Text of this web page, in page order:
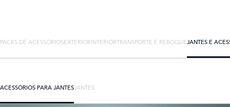
PACKS DE ACESSÓRIOSEXTERIORINTERIORTRANSPORTE E REBOQUEJANTES E
ACESSÓRIOS PARA JANTESJANTES